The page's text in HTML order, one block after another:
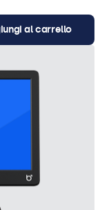
al carrello